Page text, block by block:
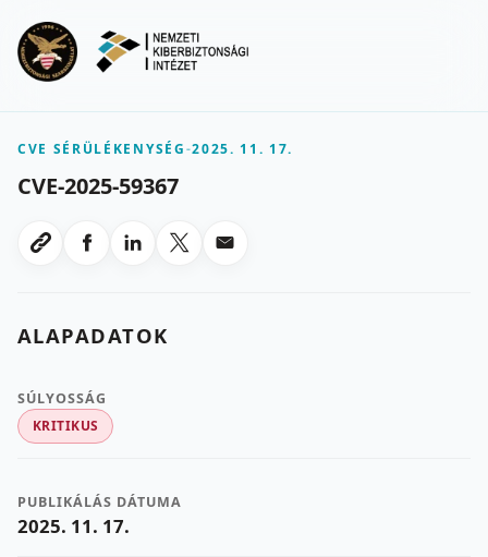
CVE SÉRÜLÉKENYSÉG-2025. 11. 17.
CVE-2025-59367
Link masolasa
Megosztas Facebookon
Megosztas LinkedInen
Megosztas X-en
Megosztas emailben
ALAPADATOK
SÚLYOSSÁG
KRITIKUS
PUBLIKÁLÁS DÁTUMA
2025. 11. 17.